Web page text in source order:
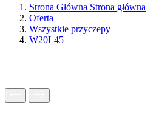
Strona Główna Strona główna
Oferta
Wszystkie przyczepy
W20L45